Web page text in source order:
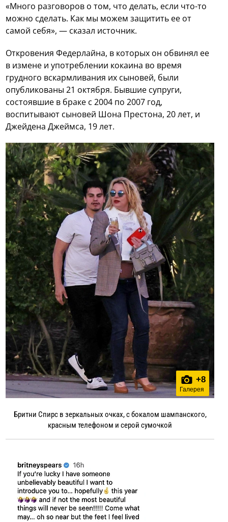
«Много разговоров о том, что делать, если что-то
можно сделать. Как мы можем защитить ее от
самой себя», — сказал источник.
Откровения Федерлайна, в которых он обвинял ее
в измене и употреблении кокаина во время
грудного вскармливания их сыновей, были
опубликованы 21 октября. Бывшие супруги,
состоявшие в браке с 2004 по 2007 год,
воспитывают сыновей Шона Престона, 20 лет, и
Джейдена Джеймса, 19 лет.
+8
Галерея
Бритни Спирс в зеркальных очках, с бокалом шампанского,
красным телефоном и серой сумочкой